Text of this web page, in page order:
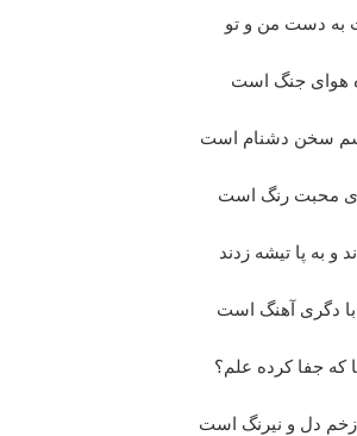
به دست من و تو
هوای جنگ است
سخن دشنام است
محبت رنگ است
و به پا تيشه زدند
با دگری آهنگ است
که جفا کرده علم؟
دل و نيرنگ است